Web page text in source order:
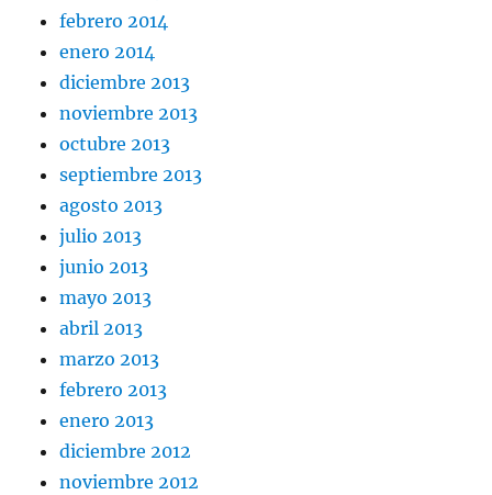
febrero 2014
enero 2014
diciembre 2013
noviembre 2013
octubre 2013
septiembre 2013
agosto 2013
julio 2013
junio 2013
mayo 2013
abril 2013
marzo 2013
febrero 2013
enero 2013
diciembre 2012
noviembre 2012